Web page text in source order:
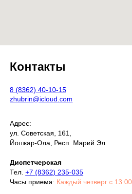
Контакты
8 (8362) 40-10-15
zhubrin@icloud.com
Адрес:
ул. Советская, 161,
Йошкар-Ола, Респ. Марий Эл
Диспетчерская
Тел. +7 (8362) 235-035
Часы приема: Каждый четверг с